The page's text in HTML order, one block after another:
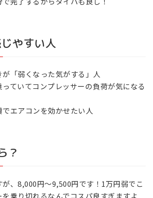
やすい人
が「弱くなった気がする」人
っていてコンプレッサーの負荷が気になる
でエアコンを効かせたい人
？
、8,000円～9,500円です！1万円弱でこ
乗り切れるなんでコスパ良すぎますよ